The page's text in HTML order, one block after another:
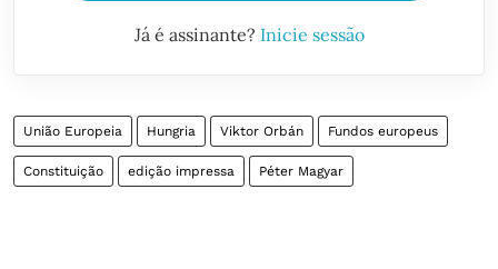
Já é assinante? Inicie sessão
União Europeia Hungria Viktor Orbán Fundos europeus
Constituição edição impressa Péter Magyar